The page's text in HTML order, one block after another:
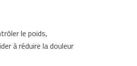
le poids,
à réduire la douleur